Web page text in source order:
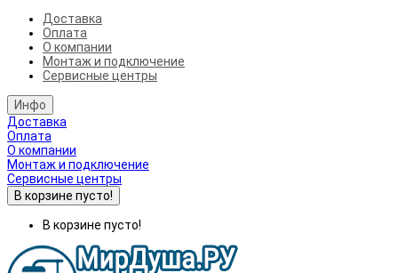
Доставка
Оплата
О компании
Монтаж и подключение
Сервисные центры
Инфо
Доставка
Оплата
О компании
Монтаж и подключение
Сервисные центры
В корзине пусто!
В корзине пусто!